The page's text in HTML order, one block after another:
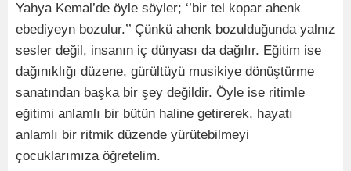
Yahya Kemal’de öyle söyler; ‘’bir tel kopar ahenk
ebediyeyn bozulur.’’ Çünkü ahenk bozulduğunda yalnız
sesler değil, insanın iç dünyası da dağılır. Eğitim ise
dağınıklığı düzene, gürültüyü musikiye dönüştürme
sanatından başka bir şey değildir. Öyle ise ritimle
eğitimi anlamlı bir bütün haline getirerek, hayatı
anlamlı bir ritmik düzende yürütebilmeyi
çocuklarımıza öğretelim.